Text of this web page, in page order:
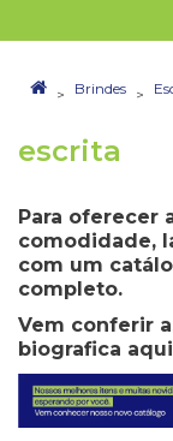
Brindes
escrita
Para oferecer
comodidade,
com um
completo.
Vem conferir
biografica